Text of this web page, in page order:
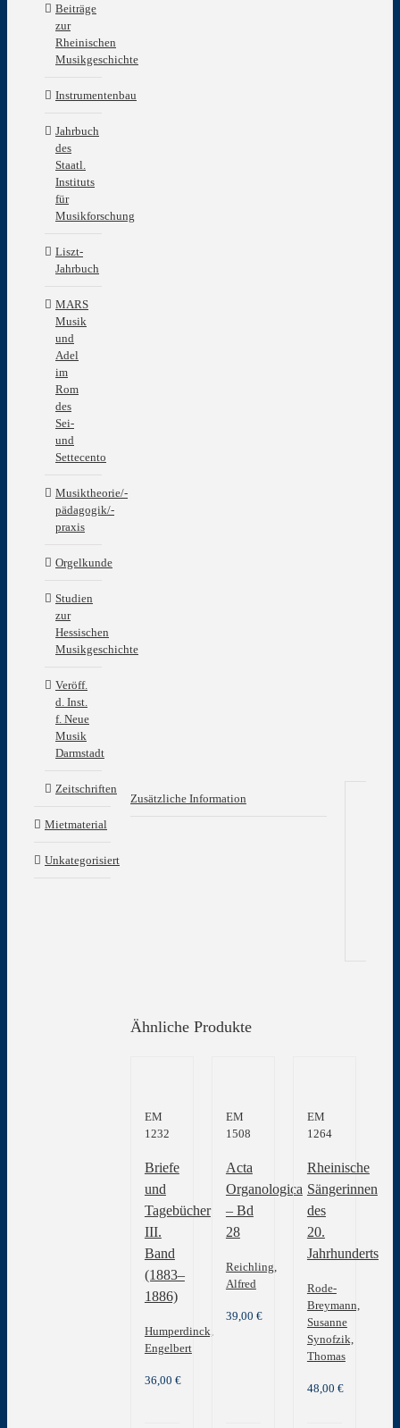
Zusätzliche Information
Ähnliche Produkte
EM
1232
Briefe
und
Tagebücher
III.
Band
(1883–
1886)
Humperdinck,
Engelbert
36,00 €
EM
1508
Acta
Organologica
– Bd
28
Reichling,
Alfred
39,00 €
EM
1264
Rheinische
Sängerinnen
des
20.
Jahrhunderts
Rode-
Breymann,
Susanne
Synofzik,
Thomas
48,00 €
Beiträge
zur
Rheinischen
Musikgeschichte
Instrumentenbau
Jahrbuch
des
Staatl.
Instituts
für
Musikforschung
Liszt-
Jahrbuch
MARS
Musik
und
Adel
im
Rom
des
Sei-
und
Settecento
Musiktheorie/-
pädagogik/-
praxis
Orgelkunde
Studien
zur
Hessischen
Musikgeschichte
Veröff.
d. Inst.
f. Neue
Musik
Darmstadt
Zeitschriften
Mietmaterial
Unkategorisiert